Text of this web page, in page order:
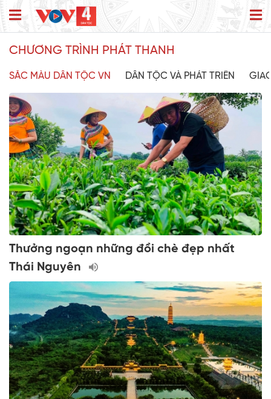
CHƯƠNG TRÌNH PHÁT THANH
SẮC MÀU DÂN TỘC VN DÂN TỘC VÀ PHÁT TRIỂN
Thưởng ngoạn những đồi chè đẹp nhất
Thái Nguyên